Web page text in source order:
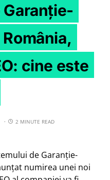
cine este
2 MINUTE READ
de Garanție-
numirea unei noi